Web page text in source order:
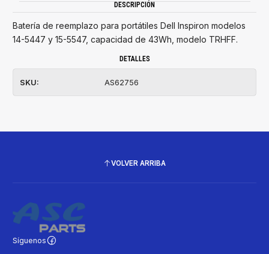
DESCRIPCIÓN
Batería de reemplazo para portátiles Dell Inspiron modelos
14-5447 y 15-5547, capacidad de 43Wh, modelo TRHFF.
DETALLES
SKU: AS62756
VOLVER ARRIBA
Síguenos